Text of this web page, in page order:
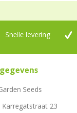
Snelle levering
Seeds
Karregatstraat 23